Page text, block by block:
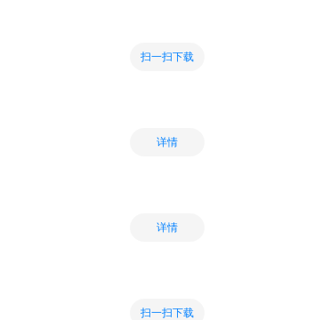
扫一扫下载
详情
详情
扫一扫下载